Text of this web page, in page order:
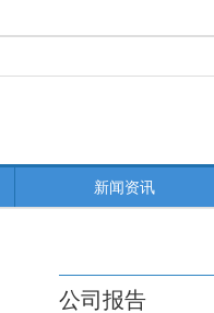
新闻资讯
公司报告